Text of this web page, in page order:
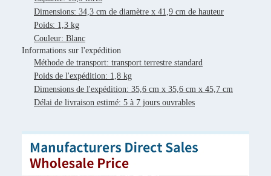
Dimensions: 34,3 cm de diamètre x 41,9 cm de hauteur
Poids: 1,3 kg
Couleur: Blanc
Informations sur l'expédition
Méthode de transport: transport terrestre standard
Poids de l'expédition: 1,8 kg
Dimensions de l'expédition: 35,6 cm x 35,6 cm x 45,7 cm
Délai de livraison estimé: 5 à 7 jours ouvrables